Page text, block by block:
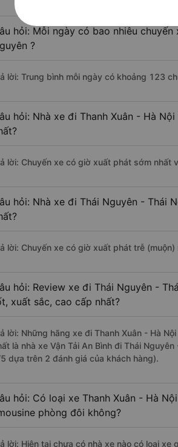
hỏi: Mỗi ngày có bao nhiêu
?
lời: Trung bình mỗi ngày có khoảng 123
hỏi: Nhà xe đi Thanh Xuân - Hà
lời: Chuyến xe có giờ xuất phát sớm nhất
hỏi: Nhà xe đi Thái Nguyên - Thái
lời: Chuyến xe có giờ xuất phát trễ
hỏi: Review xe đi Thái Nguyên -
xuất sắc, cao cấp nhất?
lời: Những hãng xe đi Thanh Xuân - Hà
là nhà xe Vận Tải An Bình đi Thái
dựa trên 2 đánh giá của khách hàng).
hỏi: Có loại xe Thanh Xuân - Hà
phòng đôi không?
lời: Hiện tại chưa có nhà xe nào có loại